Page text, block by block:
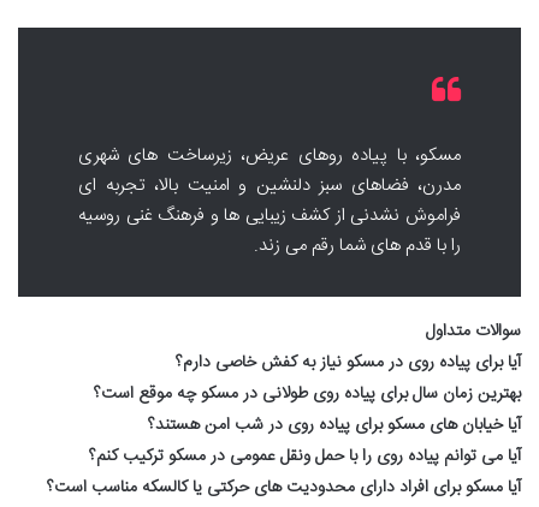
مسکو، با پیاده روهای عریض، زیرساخت های شهری
مدرن، فضاهای سبز دلنشین و امنیت بالا، تجربه ای
فراموش نشدنی از کشف زیبایی ها و فرهنگ غنی روسیه
را با قدم های شما رقم می زند.
سوالات متداول
آیا برای پیاده روی در مسکو نیاز به کفش خاصی دارم؟
بهترین زمان سال برای پیاده روی طولانی در مسکو چه موقع است؟
آیا خیابان های مسکو برای پیاده روی در شب امن هستند؟
آیا می توانم پیاده روی را با حمل ونقل عمومی در مسکو ترکیب کنم؟
آیا مسکو برای افراد دارای محدودیت های حرکتی یا کالسکه مناسب است؟